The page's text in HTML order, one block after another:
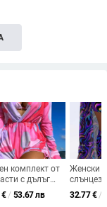
комплект от
с дълъг
мрежеста
и бикини
€ / 53.67 лв
Женски
бански
едно
32.77€ /